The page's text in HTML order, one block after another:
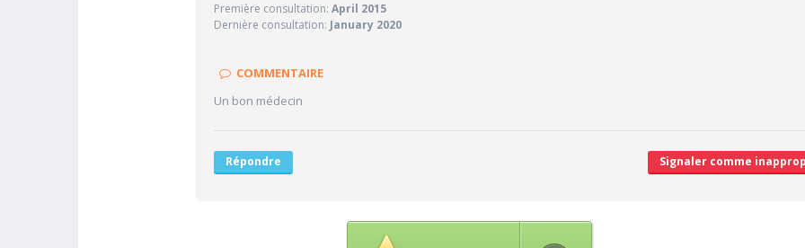
10/10 Confiance accordée
10/10 Clarté des informations médicales délivrées
Première consultation: April 2015
Dernière consultation: January 2020
COMMENTAIRE
Un bon médecin
Répondre Signaler comme